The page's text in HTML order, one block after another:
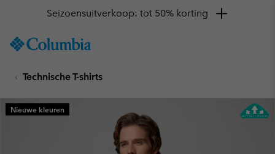
TO
SKIP
MAIN
NAV
Seizoensuitverkoop: tot 50% korting
Technische T-shirts
Nieuwe kleuren